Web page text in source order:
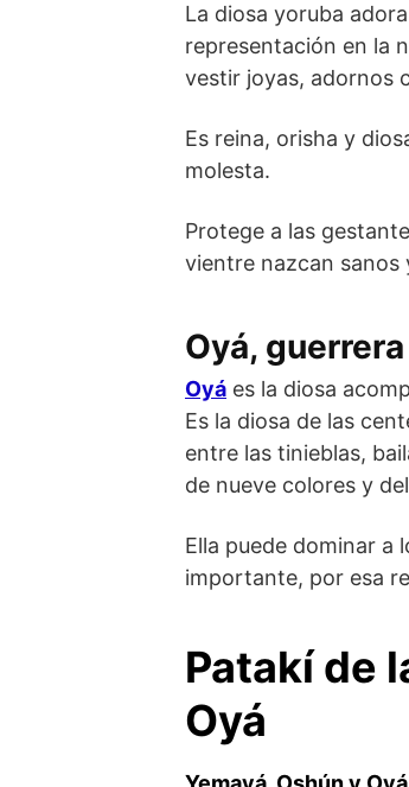
La diosa yoruba
representación en la
vestir joyas, adornos
Es reina, orisha y
molesta.
Protege a las
vientre nazcan sanos
Oyá,
Oyá es la diosa
Es la diosa de las
entre las tinieblas,
de nueve colores y
Ella puede dominar a
importante, por esa
Patakí de
Oyá